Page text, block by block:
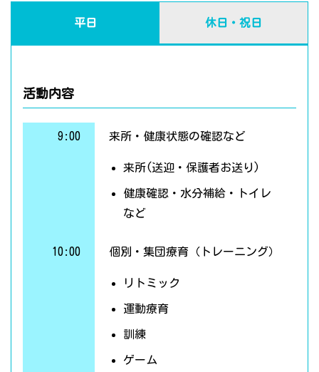
平日 休日・祝日
活動内容
9:00 来所・健康状態の確認など
来所(送迎・保護者お送り)
健康確認・水分補給・トイレ
など
10:00 個別・集団療育（トレーニング）
リトミック
運動療育
訓練
ゲーム